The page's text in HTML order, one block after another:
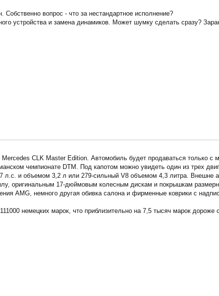
вопрос - что за нестандартное исполнение?
устройства и замена динамиков. Может шумку сделать сразу?
CLK Master Edition. Автомобиль будет продаваться только с
чемпионате DTM. Под капотом можно увидеть один из трех
л.с. и объемом 3,2 л или 279-сильный V8 объемом 4,3 литра. Внешне
оригинальным 17-дюймовым колесным дискам и покрышкам
AMG, немного другая обивка салона и фирменные коврики с
немецких марок, что приблизительно на 7,5 тысяч марок